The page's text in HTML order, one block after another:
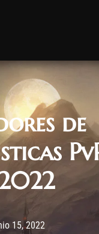
de
15, 2022